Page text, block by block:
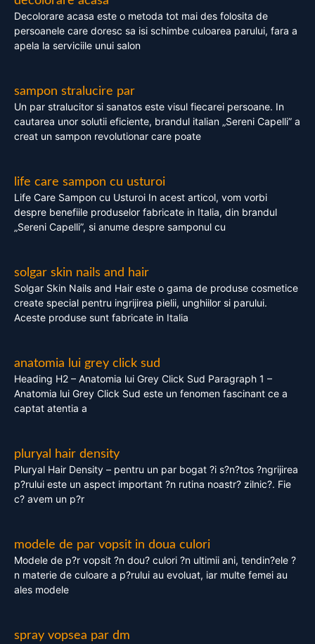
Decolorare acasa este o metoda tot mai des folosita de
persoanele care doresc sa isi schimbe culoarea parului, fara a
apela la serviciile unui salon
sampon stralucire par
Un par stralucitor si sanatos este visul fiecarei persoane. In
cautarea unor solutii eficiente, brandul italian „Sereni Capelli” a
creat un sampon revolutionar care poate
life care sampon cu usturoi
Life Care Sampon cu Usturoi In acest articol, vom vorbi
despre benefiile produselor fabricate in Italia, din brandul
„Sereni Capelli”, si anume despre samponul cu
solgar skin nails and hair
Solgar Skin Nails and Hair este o gama de produse cosmetice
create special pentru ingrijirea pielii, unghiilor si parului.
Aceste produse sunt fabricate in Italia
anatomia lui grey click sud
Heading H2 – Anatomia lui Grey Click Sud Paragraph 1 –
Anatomia lui Grey Click Sud este un fenomen fascinant ce a
captat atentia a
pluryal hair density
Pluryal Hair Density – pentru un par bogat ?i s?n?tos ?ngrijirea
p?rului este un aspect important ?n rutina noastr? zilnic?. Fie
c? avem un p?r
modele de par vopsit in doua culori
Modele de p?r vopsit ?n dou? culori ?n ultimii ani, tendin?ele ?
n materie de culoare a p?rului au evoluat, iar multe femei au
ales modele
spray vopsea par dm